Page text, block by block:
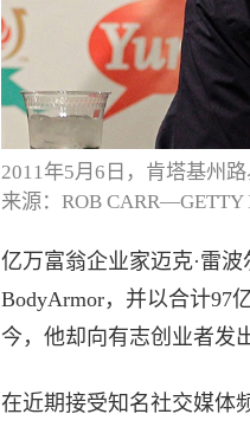
2011年5月6日，肯塔基州
来源：ROB CARR—GETTY
亿万富翁企业家迈克·雷波
BodyArmor，并以合计97
今，他却向有志创业者发
在近期接受知名社交媒体